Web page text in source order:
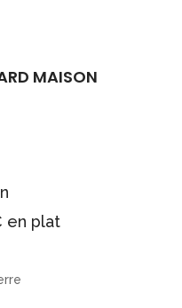
MAISON
en plat